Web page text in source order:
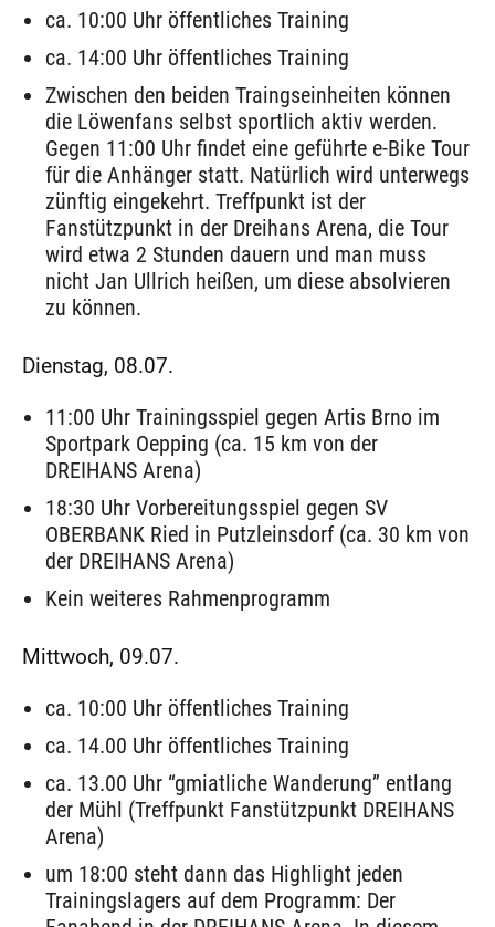
ca. 10:00 Uhr öffentliches Training
ca. 14:00 Uhr öffentliches Training
Zwischen den beiden Traingseinheiten können
die Löwenfans selbst sportlich aktiv werden.
Gegen 11:00 Uhr findet eine geführte e-Bike Tour
für die Anhänger statt. Natürlich wird unterwegs
zünftig eingekehrt. Treffpunkt ist der
Fanstützpunkt in der Dreihans Arena, die Tour
wird etwa 2 Stunden dauern und man muss
nicht Jan Ullrich heißen, um diese absolvieren
zu können.
Dienstag, 08.07.
11:00 Uhr Trainingsspiel gegen Artis Brno im
Sportpark Oepping (ca. 15 km von der
DREIHANS Arena)
18:30 Uhr Vorbereitungsspiel gegen SV
OBERBANK Ried in Putzleinsdorf (ca. 30 km von
der DREIHANS Arena)
Kein weiteres Rahmenprogramm
Mittwoch, 09.07.
ca. 10:00 Uhr öffentliches Training
ca. 14.00 Uhr öffentliches Training
ca. 13.00 Uhr “gmiatliche Wanderung” entlang
der Mühl (Treffpunkt Fanstützpunkt DREIHANS
Arena)
um 18:00 steht dann das Highlight jeden
Trainingslagers auf dem Programm: Der